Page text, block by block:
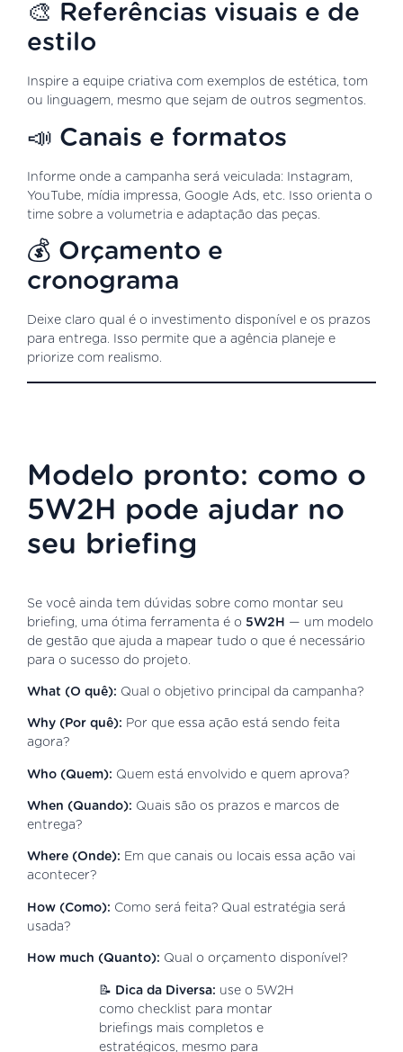
🎨 Referências visuais e de
estilo
Inspire a equipe criativa com exemplos de estética, tom
ou linguagem, mesmo que sejam de outros segmentos.
📣 Canais e formatos
Informe onde a campanha será veiculada: Instagram,
YouTube, mídia impressa, Google Ads, etc. Isso orienta o
time sobre a volumetria e adaptação das peças.
💰 Orçamento e
cronograma
Deixe claro qual é o investimento disponível e os prazos
para entrega. Isso permite que a agência planeje e
priorize com realismo.
Modelo pronto: como o
5W2H pode ajudar no
seu briefing
Se você ainda tem dúvidas sobre como montar seu
briefing, uma ótima ferramenta é o 5W2H — um modelo
de gestão que ajuda a mapear tudo o que é necessário
para o sucesso do projeto.
What (O quê): Qual o objetivo principal da campanha?
Why (Por quê): Por que essa ação está sendo feita
agora?
Who (Quem): Quem está envolvido e quem aprova?
When (Quando): Quais são os prazos e marcos de
entrega?
Where (Onde): Em que canais ou locais essa ação vai
acontecer?
How (Como): Como será feita? Qual estratégia será
usada?
How much (Quanto): Qual o orçamento disponível?
📝 Dica da Diversa: use o 5W2H
como checklist para montar
briefings mais completos e
estratégicos, mesmo para